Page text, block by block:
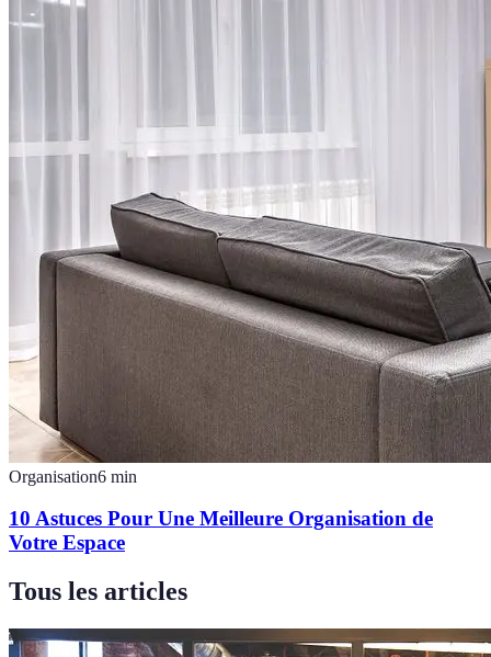
Organisation6 min
10 Astuces Pour Une Meilleure Organisation de
Votre Espace
Tous les articles